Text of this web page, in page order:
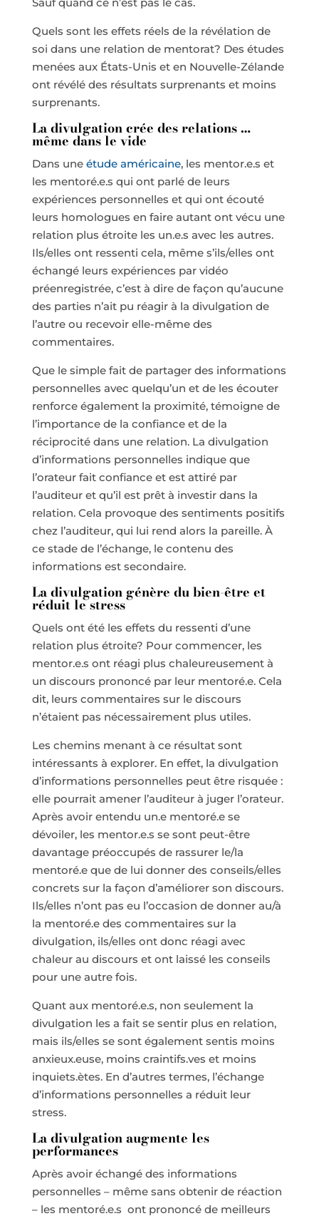
Quels sont les effets réels de la révélation de
soi dans une relation de mentorat? Des études
menées aux États-Unis et en Nouvelle-Zélande
ont révélé des résultats surprenants et moins
surprenants.
La divulgation crée des relations …
même dans le vide
Dans une étude américaine, les mentor.e.s et
les mentoré.e.s qui ont parlé de leurs
expériences personnelles et qui ont écouté
leurs homologues en faire autant ont vécu une
relation plus étroite les un.e.s avec les autres.
Ils/elles ont ressenti cela, même s’ils/elles ont
échangé leurs expériences par vidéo
préenregistrée, c’est à dire de façon qu’aucune
des parties n’ait pu réagir à la divulgation de
l’autre ou recevoir elle-même des
commentaires.
Que le simple fait de partager des informations
personnelles avec quelqu’un et de les écouter
renforce également la proximité, témoigne de
l’importance de la confiance et de la
réciprocité dans une relation. La divulgation
d’informations personnelles indique que
l’orateur fait confiance et est attiré par
l’auditeur et qu’il est prêt à investir dans la
relation. Cela provoque des sentiments positifs
chez l’auditeur, qui lui rend alors la pareille. À
ce stade de l’échange, le contenu des
informations est secondaire.
La divulgation génère du bien-être et
réduit le stress
Quels ont été les effets du ressenti d’une
relation plus étroite? Pour commencer, les
mentor.e.s ont réagi plus chaleureusement à
un discours prononcé par leur mentoré.e. Cela
dit, leurs commentaires sur le discours
n’étaient pas nécessairement plus utiles.
Les chemins menant à ce résultat sont
intéressants à explorer. En effet, la divulgation
d’informations personnelles peut être risquée :
elle pourrait amener l’auditeur à juger l’orateur.
Après avoir entendu un.e mentoré.e se
dévoiler, les mentor.e.s se sont peut-être
davantage préoccupés de rassurer le/la
mentoré.e que de lui donner des conseils/elles
concrets sur la façon d’améliorer son discours.
Ils/elles n’ont pas eu l’occasion de donner au/à
la mentoré.e des commentaires sur la
divulgation, ils/elles ont donc réagi avec
chaleur au discours et ont laissé les conseils
pour une autre fois.
Quant aux mentoré.e.s, non seulement la
divulgation les a fait se sentir plus en relation,
mais ils/elles se sont également sentis moins
anxieux.euse, moins craintifs.ves et moins
inquiets.ètes. En d’autres termes, l’échange
d’informations personnelles a réduit leur
stress.
La divulgation augmente les
performances
Après avoir échangé des informations
personnelles – même sans obtenir de réaction
– les mentoré.e.s ont prononcé de meilleurs